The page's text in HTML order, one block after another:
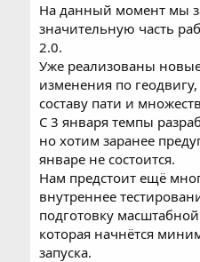
На данный момент мы
значительную часть
2.0.
Уже реализованы
изменения по
составу пати и
С 3 января темпы
но хотим заранее
январе не состоится.
Нам предстоит ещё
внутреннее
подготовку
которая начнётся
запуска.